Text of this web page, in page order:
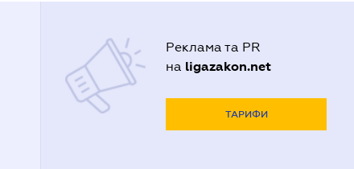
Реклама та PR
на ligazakon.net
ТАРИФИ